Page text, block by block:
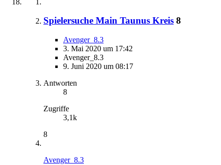
Spielersuche Main Taunus Kreis 8
Avenger_8.3
3. Mai 2020 um 17:42
Avenger_8.3
9. Juni 2020 um 08:17
Antworten
8
Zugriffe
3,1k
8
Avenger_8.3